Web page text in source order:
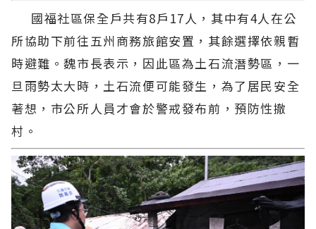
國福社區保全戶共有8戶17人，其中有4人在公
所協助下前往五州商務旅館安置，其餘選擇依親暫
時避難。魏市長表示，因此區為土石流潛勢區，一
旦雨勢太大時，土石流便可能發生，為了居民安全
著想，市公所人員才會於警戒發布前，預防性撤
村。